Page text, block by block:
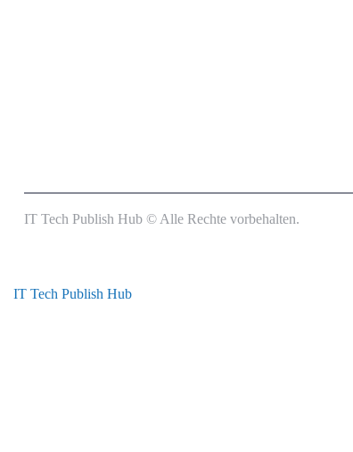
IT Tech Publish Hub © Alle Rechte vorbehalten.
IT Tech Publish Hub